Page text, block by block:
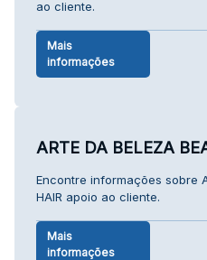
ao cliente.
Mais
informações
ARTE DA BELEZA
Encontre informações sobre
HAIR apoio ao cliente.
Mais
informações